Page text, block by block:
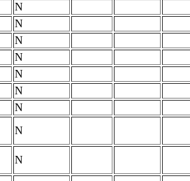
N
N
N
N
N
N
N
N
N